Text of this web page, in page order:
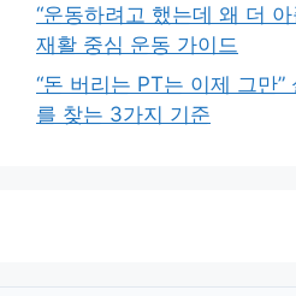
“운동하려고 했는데 왜 더
재활 중심 운동 가이드
“돈 버리는 PT는 이제 그만”
를 찾는 3가지 기준